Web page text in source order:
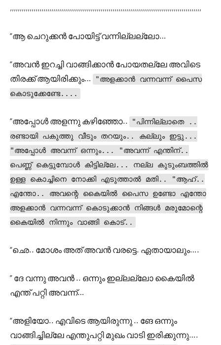
,,,,,,,,,,,,,,,,,,,,,,,,,,,,,,,,,,,,,,,,,,,,,,,,,,,,,,,,,,,,,,,,,,,,,,,,,,,,,,,,,,,,,,,,,,,,,,,,,
“ആ ചെറുക്കൻ പോയിട്ട് വന്നില്ലല്ലോ…
“അവൻ ഇറച്ചി വാങ്ങിക്കാൻ പോയതല്ലേ അവിടെ
തിരക്ക് ആയിരിക്കും…
"അളക്കാൻ വന്നവന്ന് പൈസ
കൊടുക്കേണ്ടേ....
“അപ്പോൾ അളന്നു കഴിഞ്ഞോ..
"പിന്നില്ലാതെ ..
രണ്ടായി പകുത്തു വീടും തറയും.. കല്ലും ഇട്ടു...
"അപ്പോൾ അവന്ന് ഒന്നും... "അവന്ന് എന്തിന്..
പെണ്ണ് കെട്ടുമ്പോൾ കിട്ടില്ലേ... നല്ല കുടുംബത്തിൽ
ഉള്ള കൊച്ചിനെ നോക്കി എടുത്താൽ മതി.. "ആഹ്..
എന്തോ.. അവന്റെ കൈയിൽ പൈസ ഉണ്ടോ എന്തോ
അളക്കാൻ വന്നവന്ന് കൊടുക്കാൻ നിങ്ങൾ മരുമോന്റെ
കൈയിൽ നിന്നും വാങ്ങി കൊട്..
“ഛെ.. മോശം അത് അവൻ വരട്ടെ. ഏതായാലും….
” ദേ വന്നു അവൻ .. ഒന്നും ഇല്ലല്ലോ കൈയിൽ
എന്ത് പറ്റി അവന്ന്…
“അളിയോ.. എവിടെ ആയിരുന്നു .. ങേ ഒന്നും
വാങ്ങിച്ചില്ലേ എന്തുപറ്റി മുഖം വാടി ഇരിക്കുന്നു….